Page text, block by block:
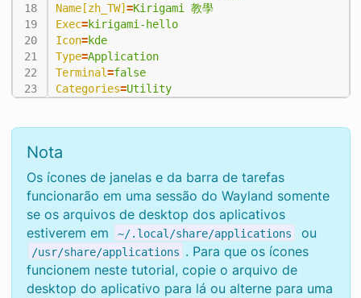
Name[zh_TW] =Kirigami 教學
Exec=kirigami-hello
Icon=kde
Type=Application
Terminal=false
Categories=Utility
Nota
Os ícones de janelas e da barra de tarefas
funcionarão em uma sessão do Wayland somente
se os arquivos de desktop dos aplicativos
estiverem em
~/.local/share/applications ou
/usr/share/applications . Para que os ícones
funcionem neste tutorial, copie o arquivo de
desktop do aplicativo para lá ou alterne para uma